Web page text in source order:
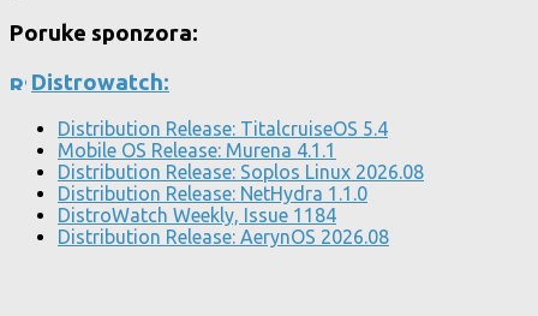
Poruke sponzora:
Distrowatch:
Distribution Release: TitalcruiseOS 5.4
Mobile OS Release: Murena 4.1.1
Distribution Release: Soplos Linux 2026.08
Distribution Release: NetHydra 1.1.0
DistroWatch Weekly, Issue 1184
Distribution Release: AerynOS 2026.08